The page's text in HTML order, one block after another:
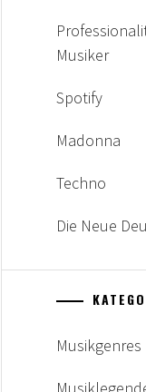
Musiker
Spotify
Madonna
Techno
Die Neue
Musikgenres